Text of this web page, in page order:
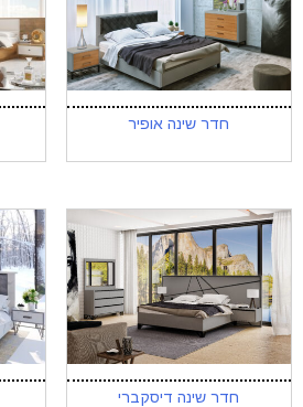
חדר שינה אופיר
חדר שינה דיסקברי